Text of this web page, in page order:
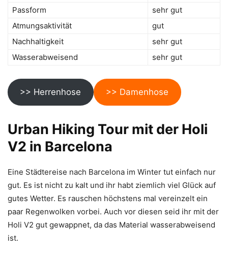
Passform
sehr gut
Atmungsaktivität
gut
Nachhaltigkeit
sehr gut
Wasserabweisend
sehr gut
>> Herrenhose >> Damenhose
Urban Hiking Tour mit der Holi
V2 in Barcelona
Eine Städtereise nach Barcelona im Winter tut einfach nur
gut. Es ist nicht zu kalt und ihr habt ziemlich viel Glück auf
gutes Wetter. Es rauschen höchstens mal vereinzelt ein
paar Regenwolken vorbei. Auch vor diesen seid ihr mit der
Holi V2 gut gewappnet, da das Material wasserabweisend
ist.